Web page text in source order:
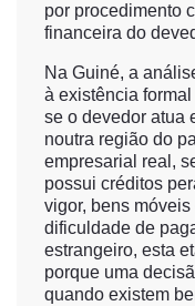
por procedimento
financeira do
Na Guiné, a
à existência
se o devedor atua
noutra região do
empresarial real,
possui créditos
vigor, bens
dificuldade de
estrangeiro, esta
porque uma
quando existem